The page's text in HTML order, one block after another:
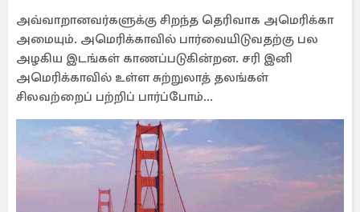
அவ்வாறானவர்களுக்கு சிறந்த தெரிவாக அமெரிக்கா
அமையும். அமெரிக்காவில் பார்வையிடுவதற்கு பல
அழகிய இடங்கள் காணப்படுகின்றன. சரி இனி
அமெரிக்காவில் உள்ள சுற்றுலாத் தலங்கள்
சிலவற்றைப் பற்றிப் பார்ப்போம்...